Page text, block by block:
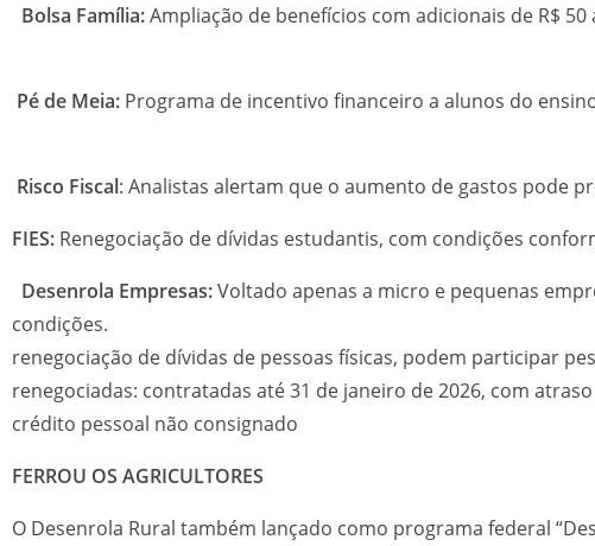
Bolsa Família:Ampliação de benefícios com adicionais de R$ 50
Pé de Meia: Programa de incentivo financeiro a alunos do
Risco Fiscal: Analistas alertam que o aumento de gastos pode
FIES: Renegociação de dívidas estudantis,
Desenrola Empresas:Voltado apenas a micro e pequenas
renegociação de dívidas de pessoas físicas, podem participar
renegociadas: contratadas até 31 de janeiro de 2026, com
crédito pessoal não consignado
FERROU OS AGRICULTORES
O Desenrola Rural também lançado como programa federal